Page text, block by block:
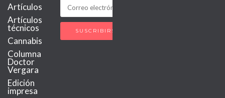
Artículos
Artículos
técnicos
Cannabis
Columna
Doctor
Vergara
Edición
impresa